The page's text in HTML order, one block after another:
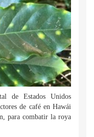
de Estados Unidos
de café en Hawái
para combatir la roya